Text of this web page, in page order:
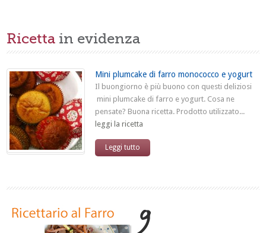
Ricetta in evidenza
Mini plumcake di farro monococco e yogurt
Il buongiorno è più buono con questi deliziosi
mini plumcake di farro e yogurt. Cosa ne
pensate? Buona ricetta. Prodotto utilizzato...
leggi la ricetta
Leggi tutto